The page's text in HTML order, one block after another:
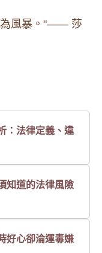
為風暴。"—— 莎
：法律定義、違
知道的法律風險
好心卻淪運毒嫌